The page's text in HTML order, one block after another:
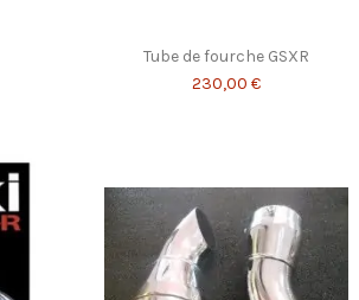
Tube de fourche GSXR
230,00 €